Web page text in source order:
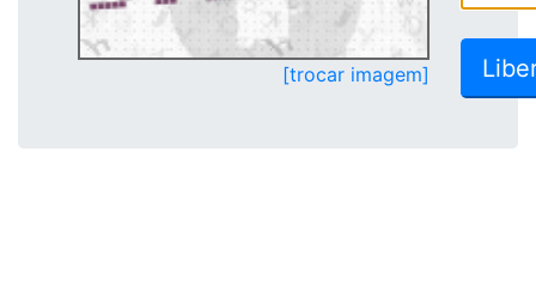
[trocar imagem]